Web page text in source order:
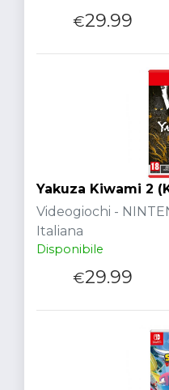
€29.99
Yakuza Kiwami 2
Videogiochi -
Italiana
Disponibile
€29.99